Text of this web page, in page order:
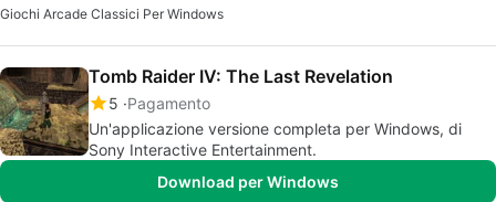
Giochi Arcade Classici Per Windows
Tomb Raider IV: The Last Revelation
5 Pagamento
Un'applicazione versione completa per Windows, di
Sony Interactive Entertainment.
Download per Windows